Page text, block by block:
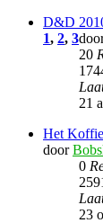
D&D
1, 2, 3
20
21
Het
door
0
23